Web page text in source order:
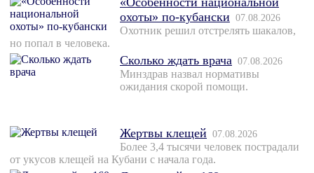
охоты» по-кубански 07.08.2026
Охотник решил отстрелять шакалов,
но попал в человека.
Сколько ждать врача 07.08.2026
Минздрав назвал нормативы
ожидания скорой помощи.
Жертвы клещей 07.08.2026
Более 3,4 тысячи человек пострадали
от укусов клещей на Кубани с начала года.